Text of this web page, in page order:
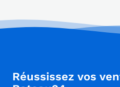
Réussissez vos